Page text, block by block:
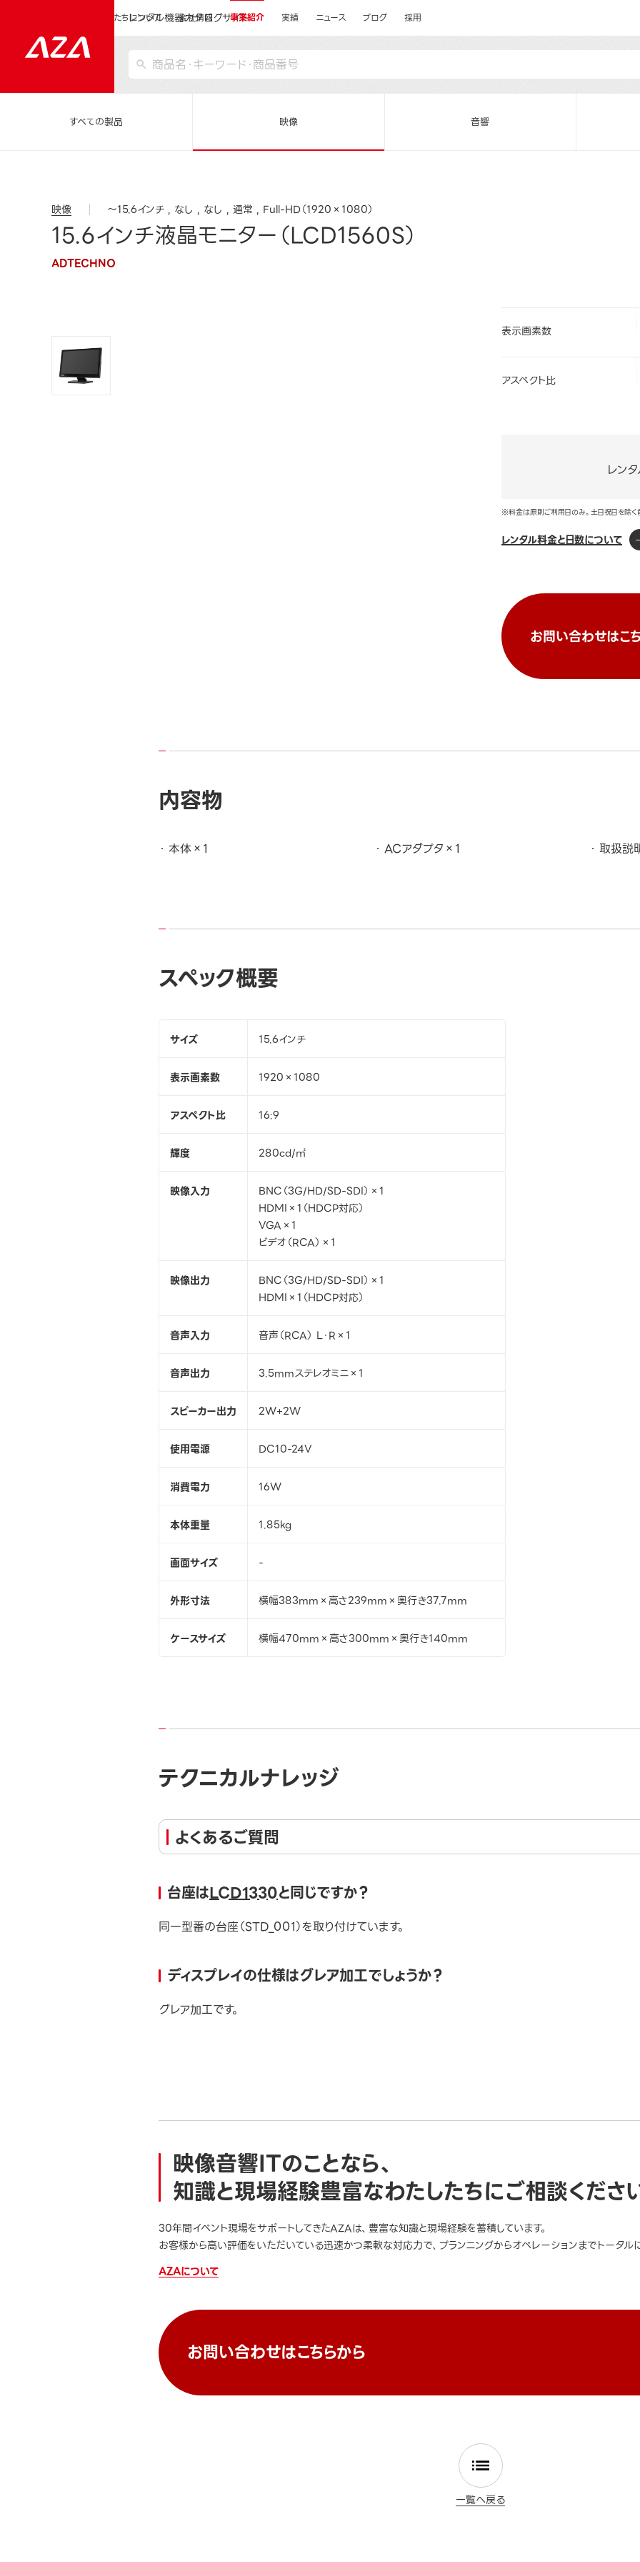
レンタル機器カタログサイト
私たちについて 会社情報 事業紹介 実績 ニュース ブログ 採用
すべての製品 映像 音響
映像 ～15.6インチ なし なし 通常 Full-HD（1920×1080）
15.6インチ液晶モニター（LCD1560S）
ADTECHNO
表示画素数
アスペクト比
レン
※料金は原則ご利用日のみ。土日祝日を除
レンタル料金と日数について
お問い合わせはこ
内容物
本体×1 ACアダプタ×1 取扱説
スペック概要
サイズ 15.6インチ
表示画素数 1920×1080
アスペクト比 16:9
輝度 280cd/㎡
映像入力
BNC（3G/HD/SD-SDI）×1
HDMI×1（HDCP対応）
VGA×1
ビデオ（RCA）×1
映像出力
BNC（3G/HD/SD-SDI）×1
HDMI×1（HDCP対応）
音声入力 音声（RCA） L・R×1
音声出力 3.5mmステレオミニ×1
スピーカー出力 2W+2W
使用電源 DC10-24V
消費電力 16W
本体重量 1.85kg
画面サイズ -
外形寸法 横幅383mm×高さ239mm×奥行き37.7mm
ケースサイズ 横幅470mm×高さ300mm×奥行き140mm
テクニカルナレッジ
よくあるご質問
台座はLCD1330と同じですか？
同一型番の台座（STD_001）を取り付けています。
ディスプレイの仕様はグレア加工でしょうか？
グレア加工です。
映像音響ITのことなら、
知識と現場経験豊富なわたしたちにご相談くださ
30年間イベント現場をサポートしてきたAZAは、豊富な知識と現場経験を蓄積しています。
お客様から高い評価をいただいている迅速かつ柔軟な対応力で、プランニングからオペレーションまでトータル
AZAについて
お問い合わせはこちらから
一覧へ戻る